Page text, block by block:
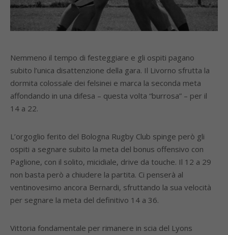
Nemmeno il tempo di festeggiare e gli ospiti pagano
subito l’unica disattenzione della gara. Il Livorno sfrutta la
dormita colossale dei felsinei e marca la seconda meta
affondando in una difesa – questa volta “burrosa” – per il
14 a 22.
L’orgoglio ferito del Bologna Rugby Club spinge però gli
ospiti a segnare subito la meta del bonus offensivo con
Paglione, con il solito, micidiale, drive da touche. Il 12 a 29
non basta però a chiudere la partita. Ci penserà al
ventinovesimo ancora Bernardi, sfruttando la sua velocità
per segnare la meta del definitivo 14 a 36.
Vittoria fondamentale per rimanere in scia del Lyons